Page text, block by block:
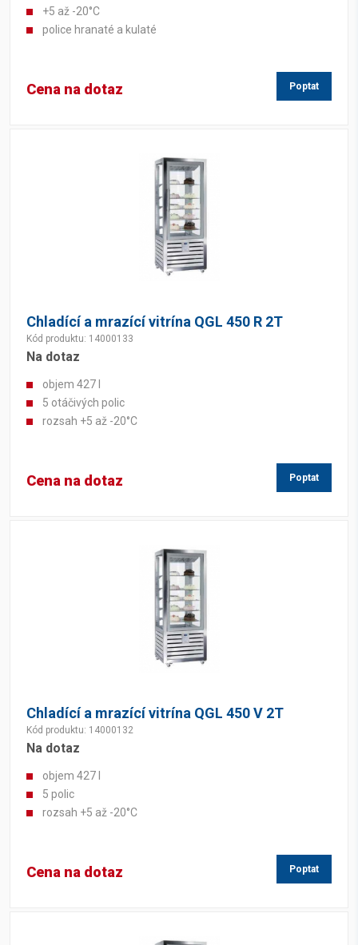
+5 až -20°C
police hranaté a kulaté
Cena na dotaz Poptat
Chladící a mrazící vitrína QGL 450 R 2T
Kód produktu: 14000133
Na dotaz
objem 427 l
5 otáčivých polic
rozsah +5 až -20°C
Cena na dotaz Poptat
Chladící a mrazící vitrína QGL 450 V 2T
Kód produktu: 14000132
Na dotaz
objem 427 l
5 polic
rozsah +5 až -20°C
Cena na dotaz Poptat